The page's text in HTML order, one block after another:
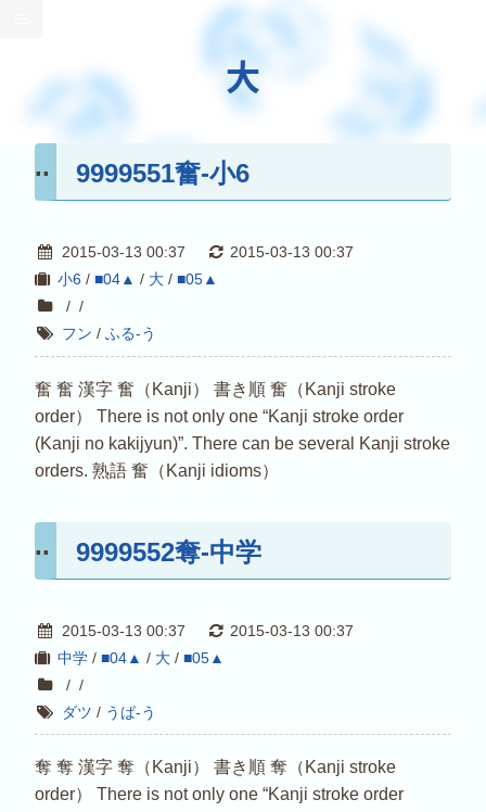
大
9999551奮-小6
2015-03-13 00:37
2015-03-13 00:37
小6 / ■04▲ / 大/ ■05▲
/ /
フン /ふる-う
奮 奮 漢字 奮（Kanji） 書き順 奮（Kanji stroke
order） There is not only one “Kanji stroke order
(Kanji no kakijyun)”. There can be several Kanji stroke
orders. 熟語 奮（Kanji idioms）
9999552奪-中学
2015-03-13 00:37
2015-03-13 00:37
中学/ ■04▲ / 大/ ■05▲
/ /
ダツ / うば-う
奪 奪 漢字 奪（Kanji） 書き順 奪（Kanji stroke
order） There is not only one “Kanji stroke order